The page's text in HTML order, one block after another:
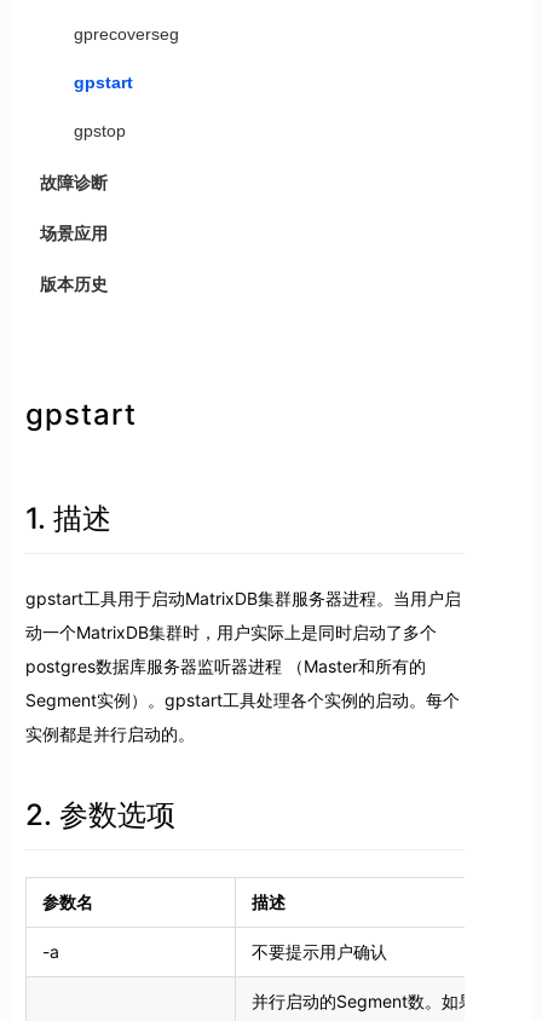
gprecoverseg
gpstart
gpstop
故障诊断
场景应用
版本历史
gpstart
1. 描述
gpstart工具用于启动MatrixDB集群服务器进程。当用户启
动一个MatrixDB集群时，用户实际上是同时启动了多个
postgres数据库服务器监听器进程 （Master和所有的
Segment实例）。gpstart工具处理各个实例的启动。每个
实例都是并行启动的。
2. 参数选项
参数名 描述
-a 不要提示用户确认
并行启动的Segment数。如果